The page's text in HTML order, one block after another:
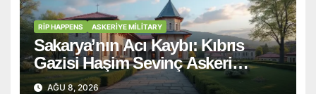
RİP HAPPENS ASKERIYE MILITARY
Sakarya’nın Acı Kaybı: Kıbrıs
Gazisi Haşim Sevinç Askeri
Törenle Ebediyete Uğurlandı
AĞU 8, 2026